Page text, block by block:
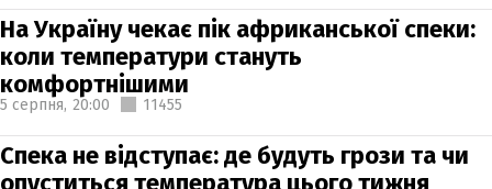
На Україну чекає пік африканської спеки:
коли температури стануть
комфортнішими
5 серпня, 20:00 11455
Спека не відступає: де будуть грози та чи
опуститься температура цього тижня